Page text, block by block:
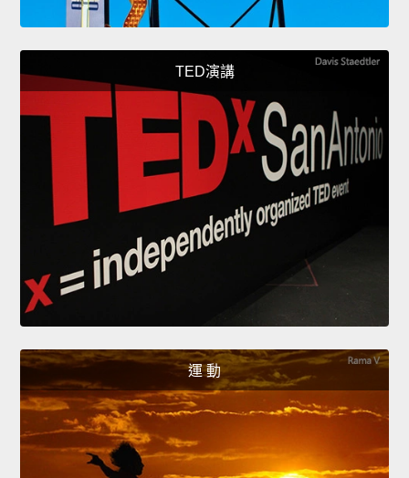
TED演講
運 動